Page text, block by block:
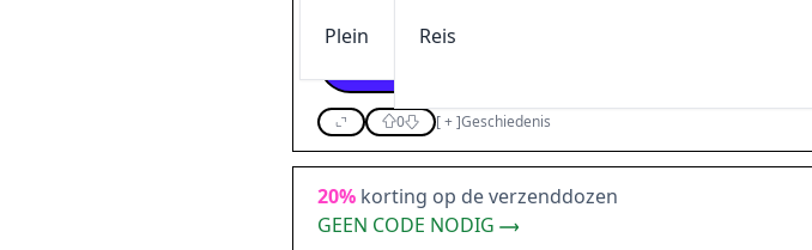
Plein
Reis
klik & kopieer
0 [+]Geschiedenis
20% korting op de verzenddozen
GEEN CODE NODIG